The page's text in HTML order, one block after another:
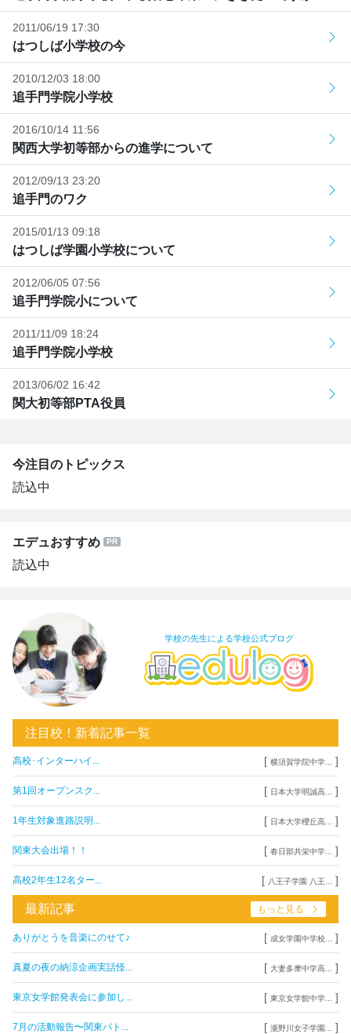
2011/06/19 17:30
はつしば小学校の今
2010/12/03 18:00
追手門学院小学校
2016/10/14 11:56
関西大学初等部からの進学について
2012/09/13 23:20
追手門のワク
2015/01/13 09:18
はつしば学園小学校について
2012/06/05 07:56
追手門学院小について
2011/11/09 18:24
追手門学院小学校
2013/06/02 16:42
関大初等部PTA役員
今注目のトピックス
読込中
エデュおすすめ
読込中
学校の先生による学校公式ブログ
注目校！新着記事一覧
高校･インターハイ... [ 横須賀学院中学... ]
第1回オープンスク... [ 日本大学明誠高... ]
1年生対象進路説明... [ 日本大学櫻丘高... ]
関東大会出場！！ [ 春日部共栄中学... ]
高校2年生12名ター... [ 八王子学園 八王... ]
最新記事 もっと見る
ありがとうを音楽にのせて♪ [ 成女学園中学校... ]
真夏の夜の納涼企画実話怪... [ 大妻多摩中学高... ]
東京女学館発表会に参加し... [ 東京女学館中学... ]
7月の活動報告〜関東バト... [ 瀧野川女子学園... ]